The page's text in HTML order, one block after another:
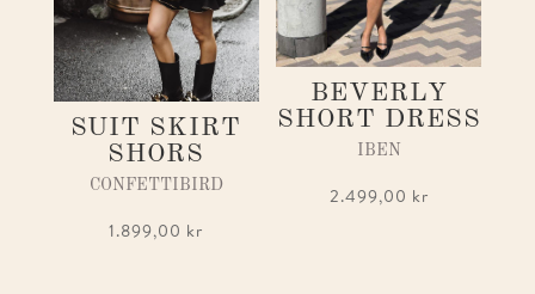
SUIT SKIRT
SHORS
CONFETTIBIRD
1.899,00 kr
BEVERLY
SHORT DRESS
IBEN
2.499,00 kr